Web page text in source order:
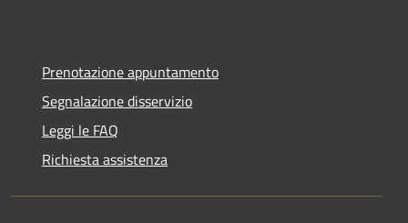
Prenotazione appuntamento
Segnalazione disservizio
Leggi le FAQ
Richiesta assistenza